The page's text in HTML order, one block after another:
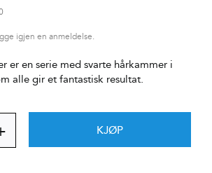
igjen en anmeldelse.
er en serie med svarte hårkammer i
alle gir et fantastisk resultat.
KJØP